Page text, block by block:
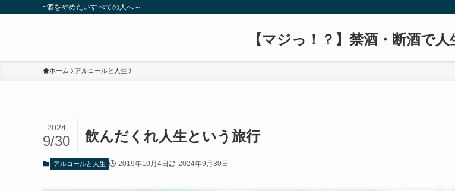
~酒をやめたいすべての人へ～
【マジっ！？】禁酒・断酒で人
ホーム アルコールと人生
飲んだくれ人生という旅行
2024
9/30
アルコールと人生 2019年10月4日 2024年9月30日